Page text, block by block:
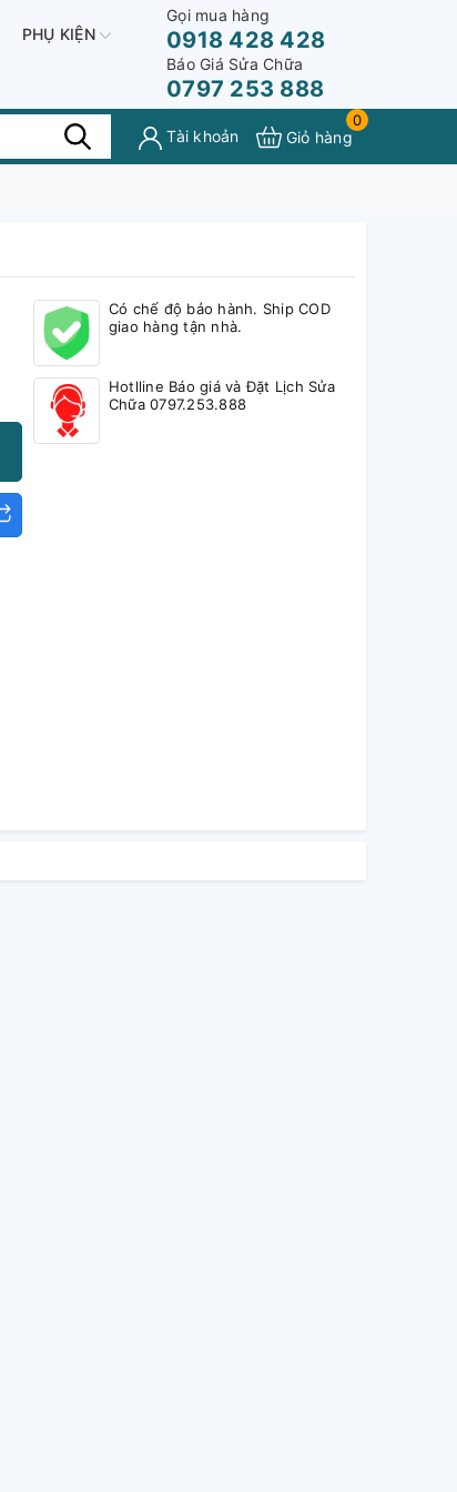
PHỤ KIỆN
Gọi mua hàng
0918 428 428
Báo Giá Sửa Chữa
0797 253 888
Tài khoản
0
Giỏ hàng
Có chế độ bảo hành. Ship COD
giao hàng tận nhà.
Hotlline Báo giá và Đặt Lịch Sửa
Chữa 0797.253.888